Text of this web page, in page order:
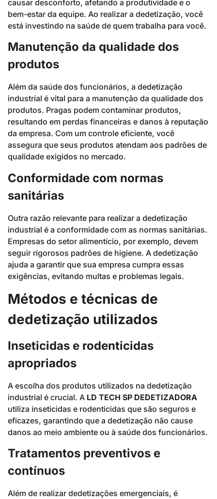
causar desconforto, afetando a produtividade e o
bem-estar da equipe. Ao realizar a dedetização, você
está investindo na saúde de quem trabalha para você.
Manutenção da qualidade dos
produtos
Além da saúde dos funcionários, a dedetização
industrial é vital para a manutenção da qualidade dos
produtos. Pragas podem contaminar produtos,
resultando em perdas financeiras e danos à reputação
da empresa. Com um controle eficiente, você
assegura que seus produtos atendam aos padrões de
qualidade exigidos no mercado.
Conformidade com normas
sanitárias
Outra razão relevante para realizar a dedetização
industrial é a conformidade com as normas sanitárias.
Empresas do setor alimentício, por exemplo, devem
seguir rigorosos padrões de higiene. A dedetização
ajuda a garantir que sua empresa cumpra essas
exigências, evitando multas e problemas legais.
Métodos e técnicas de
dedetização utilizados
Inseticidas e rodenticidas
apropriados
A escolha dos produtos utilizados na dedetização
industrial é crucial. A LD TECH SP DEDETIZADORA
utiliza inseticidas e rodenticidas que são seguros e
eficazes, garantindo que a dedetização não cause
danos ao meio ambiente ou à saúde dos funcionários.
Tratamentos preventivos e
contínuos
Além de realizar dedetizações emergenciais, é